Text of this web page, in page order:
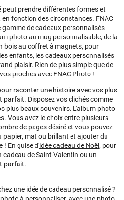
peut prendre différentes formes et
en fonction des circonstances. FNAC
de cadeaux personnalisés
photoau mug personnalisable, de la
bois au coffret à magnets, pour
enfants, les cadeaux personnalisés
plaisir. Rien de plus simple que de
proches avec FNAC Photo !
raconter une histoire avec vos plus
parfait. Disposez vos clichés comme
plus beaux souvenirs. L'album photo
Vous avez le choix entre plusieurs
de pages désiré et vous pouvez
papier, mat ou brillant et ajouter du
! En guise d'idée cadeau de Noël , pour
cadeau de Saint-Valentin ou un
parfait.
une idée de cadeau personnalisé ?